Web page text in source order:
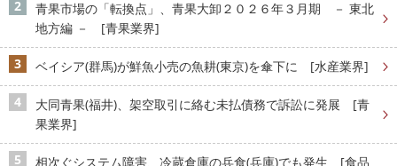
青果市場の「転換点」、青果大卸２０２６年３月期 － 東北
地方編 － [青果業界]
ベイシア(群馬)が鮮魚小売の魚耕(東京)を傘下に [水産業界]
大同青果(福井)、架空取引に絡む未払債務で訴訟に発展 [青
果業界]
相次ぐシステム障害、冷蔵倉庫の兵食(兵庫)でも発生 [食品